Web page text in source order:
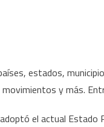
estados,
y más.
el actual